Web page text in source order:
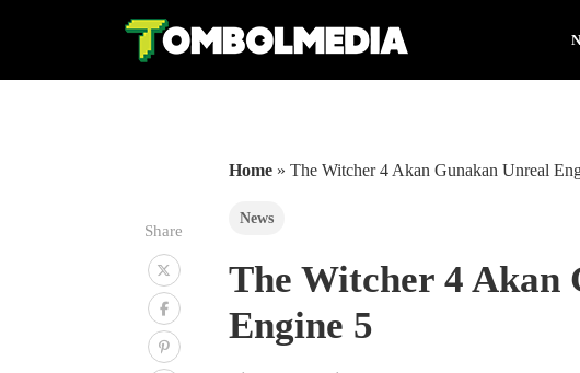
Share
Home » The Witcher 4 Akan Gunakan Unreal
News
The Witcher 4 Akan
Engine 5